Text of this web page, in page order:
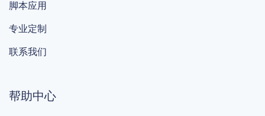
脚本应用
专业定制
联系我们
帮助中心